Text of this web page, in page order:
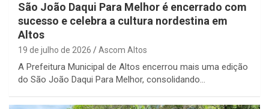
São João Daqui Para Melhor é encerrado com
sucesso e celebra a cultura nordestina em
Altos
19 de julho de 2026 Ascom Altos
A Prefeitura Municipal de Altos encerrou mais uma edição
do São João Daqui Para Melhor, consolidando…